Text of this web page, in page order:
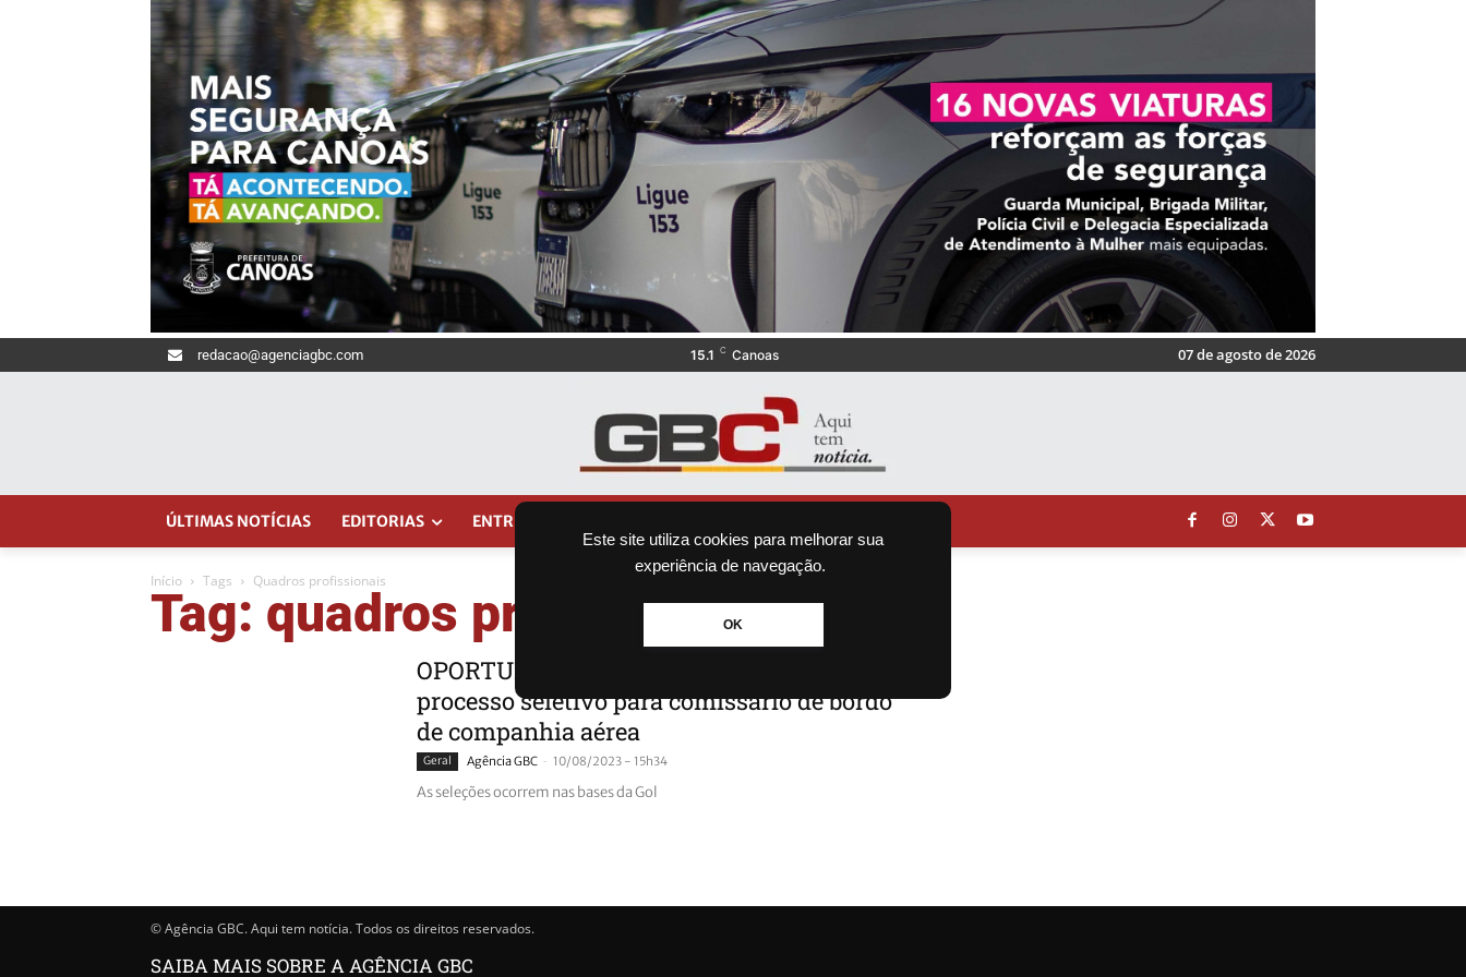
Este site utiliza cookies para melhorar sua
experiência de navegação.
OK
redacao@agenciagbc.com 15.1 C Canoas 07 de agosto de 2026
ÚLTIMAS NOTÍCIAS EDITORIAS ENTRETENIMENTO
Início Tags Quadros profissionais
Tag: quadros profissionais
OPORTUNIDADE: Confira como participar de
processo seletivo para comissário de bordo
de companhia aérea
Geral Agência GBC - 10/08/2023 - 15h34
As seleções ocorrem nas bases da Gol
© Agência GBC. Aqui tem notícia. Todos os direitos reservados.
SAIBA MAIS SOBRE A AGÊNCIA GBC